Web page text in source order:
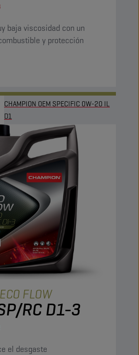
baja viscosidad con un
y protección
CHAMPION OEM SPECIFIC 0W-20 IL
D1
ECO FLOW
RC D1-3
el desgaste